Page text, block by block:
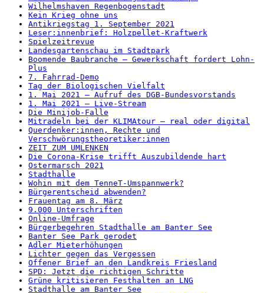
Wilhelmshaven Regenbogenstadt
Kein Krieg ohne uns
Antikriegstag 1. September 2021
Leser:innenbrief: Holzpellet-Kraftwerk
Spielzeitrevue
Landesgartenschau im Stadtpark
Boomende Baubranche – Gewerkschaft fordert Lohn-
Plus
7. Fahrrad-Demo
Tag der Biologischen Vielfalt
1. Mai 2021 – Aufruf des DGB-Bundesvorstands
1. Mai 2021 – Live-Stream
Die Minijob-Falle
Mitradeln bei der KLIMAtour – real oder digital
Querdenker:innen, Rechte und
Verschwörungstheoretiker:innen
ZEIT ZUM UMLENKEN
Die Corona-Krise trifft Auszubildende hart
Ostermarsch 2021
Stadthalle
Wohin mit dem TenneT-Umspannwerk?
Bürgerentscheid abwenden?
Frauentag am 8. März
9.000 Unterschriften
Online-Umfrage
Bürgerbegehren Stadthalle am Banter See
Banter See Park gerodet
Adler Mieterhöhungen
Lichter gegen das Vergessen
Offener Brief an den Landkreis Friesland
SPD: Jetzt die richtigen Schritte
Grüne kritisieren Festhalten an LNG
Stadthalle am Banter See